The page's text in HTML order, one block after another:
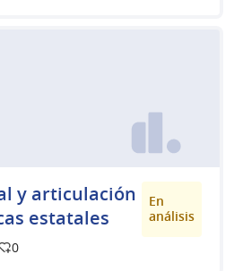
y articulación
estatales
En
análisis
0